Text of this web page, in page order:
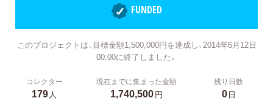
FUNDED
このプロジェクトは、目標金額1,500,000円を達成し、2014年6月12日
00:00に終了しました。
コレクター
179人
現在までに集まった金額
1,740,500円
残り日数
0日